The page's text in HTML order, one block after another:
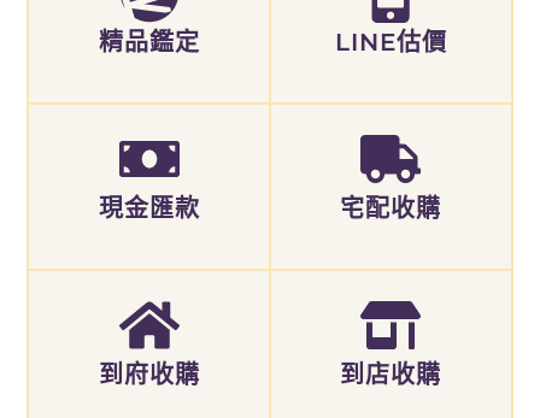
精品鑑定 LINE估價
現金匯款 宅配收購
到府收購 到店收購